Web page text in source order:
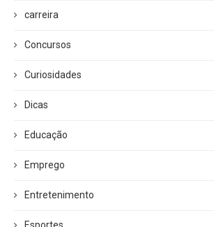
carreira
Concursos
Curiosidades
Dicas
Educação
Emprego
Entretenimento
Esportes